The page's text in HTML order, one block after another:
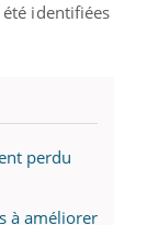
identifiées
perdu
à améliorer